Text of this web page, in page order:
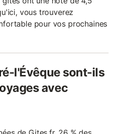
vous trouverez
pour vos prochaines
l'Évêque sont-ils
avec